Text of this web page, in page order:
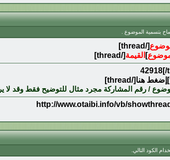
بتسمية الموضوع .
[/thread]
] القيمة[/thread]
/ رقم المشاركة مجرد مثال للتوضيح فقط وقد لا
http://www.otaibi.info/vb/
الكود التالي.